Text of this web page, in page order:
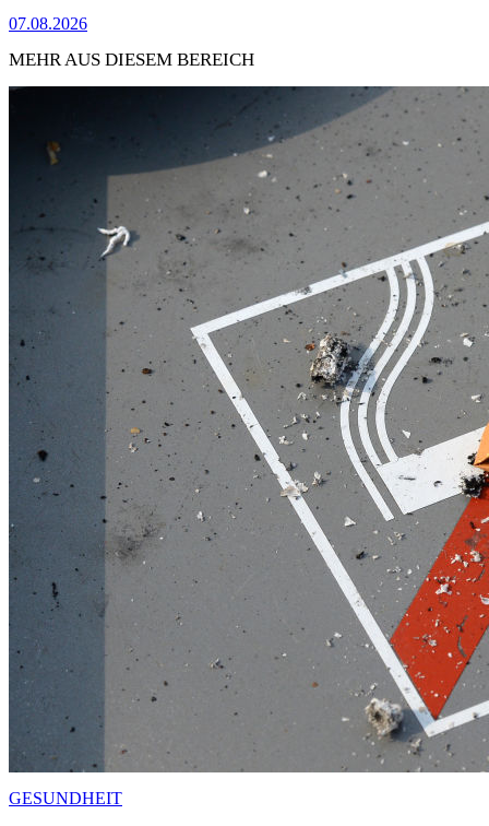
07.08.2026
MEHR AUS DIESEM BEREICH
GESUNDHEIT